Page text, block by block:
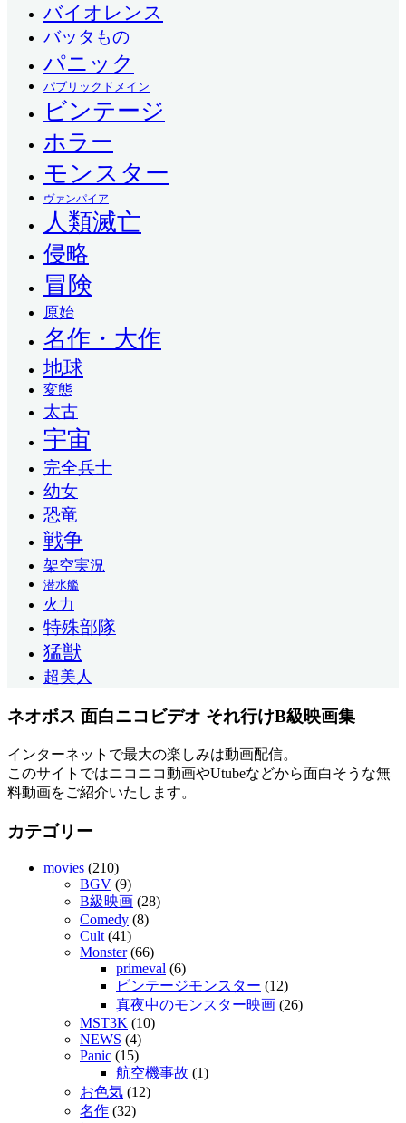
バイオレンス
バッタもの
パニック
パブリックドメイン
ビンテージ
ホラー
モンスター
ヴァンパイア
人類滅亡
侵略
冒険
原始
名作・大作
地球
変態
太古
宇宙
完全兵士
幼女
恐竜
戦争
架空実況
潜水艦
火力
特殊部隊
猛獣
超美人
ネオボス 面白ニコビデオ それ行けB級映画集
インターネットで最大の楽しみは動画配信。
このサイトではニコニコ動画やUtubeなどから面白そうな無
料動画をご紹介いたします。
カテゴリー
movies (210)
BGV (9)
B級映画 (28)
Comedy (8)
Cult (41)
Monster(66)
primeval (6)
ビンテージモンスター (12)
真夜中のモンスター映画 (26)
MST3K (10)
NEWS (4)
Panic (15)
航空機事故 (1)
お色気 (12)
名作 (32)